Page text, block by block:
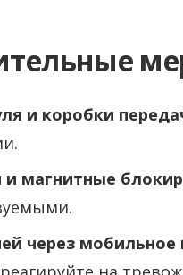
и коробки
магнитные
через